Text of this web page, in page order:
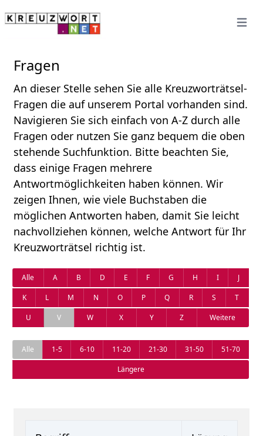
Open
Fragen
An dieser Stelle sehen Sie alle Kreuzworträtsel-
Fragen die auf unserem Portal vorhanden sind.
Navigieren Sie sich einfach von A-Z durch alle
Fragen oder nutzen Sie ganz bequem die oben
stehende Suchfunktion. Bitte beachten Sie,
dass einige Fragen mehrere
Antwortmöglichkeiten haben können. Wir
zeigen Ihnen, wie viele Buchstaben die
möglichen Antworten haben, damit Sie leicht
nachvollziehen können, welche Antwort für Ihr
Kreuzworträtsel richtig ist.
Alle A B D E F G H I
J
K
L M N O P Q R S
T
U
V W X Y Z Weitere
Alle 1-5 6-10 11-20 21-30 31-50
51-70
Längere